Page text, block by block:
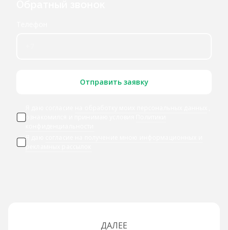
Отправить заявку
ознакомился и принимаю условия
Я даю
рекламных рассылок
ДАЛЕЕ